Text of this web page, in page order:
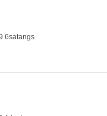
6satangs